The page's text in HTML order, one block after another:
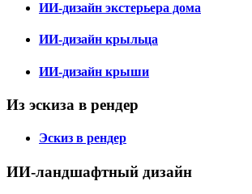
ИИ-дизайн экстерьера дома
ИИ-дизайн крыльца
ИИ-дизайн крыши
Из эскиза в рендер
Эскиз в рендер
ИИ-ландшафтный дизайн